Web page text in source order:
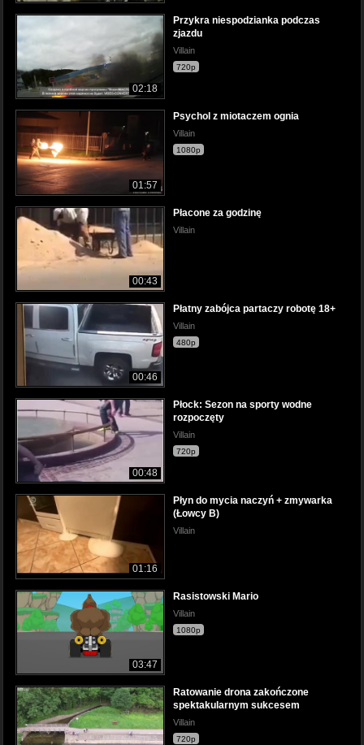
02:18
Przykra niespodzianka podczas
zjazdu
Villain
720p
01:57
Psychol z miotaczem ognia
Villain
1080p
00:43
Płacone za godzinę
Villain
00:46
Płatny zabójca partaczy robotę 18+
Villain
480p
00:48
Płock: Sezon na sporty wodne
rozpoczęty
Villain
720p
01:16
Płyn do mycia naczyń + zmywarka
(Łowcy B)
Villain
03:47
Rasistowski Mario
Villain
1080p
Ratowanie drona zakończone
spektakularnym sukcesem
Villain
720p